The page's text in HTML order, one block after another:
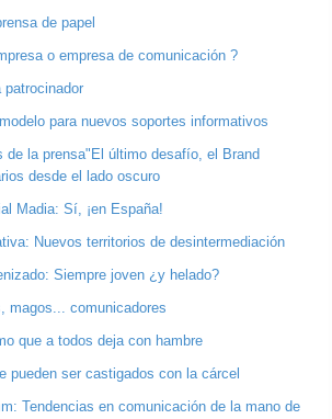
de papel
o empresa de comunicación ?
patrocinador
para nuevos soportes informativos
de la prensa"El último desafío, el Brand
desde el lado oscuro
Madia: Sí, ¡en España!
Nuevos territorios de desintermediación
Siempre joven ¿y helado?
magos... comunicadores
que a todos deja con hambre
pueden ser castigados con la cárcel
Tendencias en comunicación de la mano de